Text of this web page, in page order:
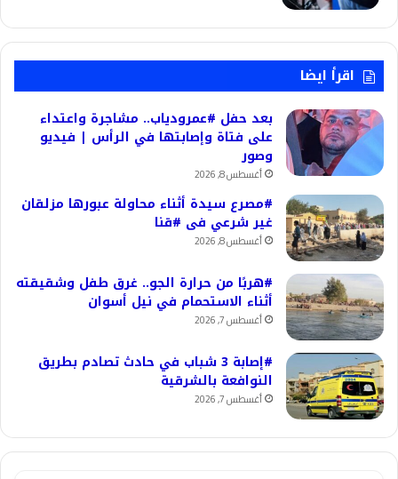
اقرأ ايضا
بعد حفل #عمرودياب.. مشاجرة واعتداء
على فتاة وإصابتها في الرأس | فيديو
وصور
أغسطس 8, 2026
#مصرع سيدة أثناء محاولة عبورها مزلقان
غير شرعي فى #قنا
أغسطس 8, 2026
#هربًا من حرارة الجو.. غرق طفل وشقيقته
أثناء الاستحمام في نيل أسوان
أغسطس 7, 2026
#إصابة 3 شباب في حادث تصادم بطريق
النوافعة بالشرقية
أغسطس 7, 2026